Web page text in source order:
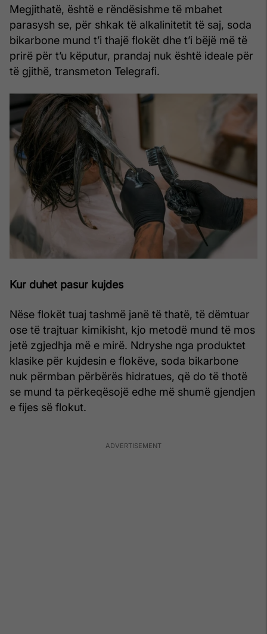
Megjithatë, është e rëndësishme të mbahet
parasysh se, për shkak të alkalinitetit të saj, soda
bikarbone mund t’i thajë flokët dhe t’i bëjë më të
prirë për t’u këputur, prandaj nuk është ideale për
të gjithë, transmeton Telegrafi.
Kur duhet pasur kujdes
Nëse flokët tuaj tashmë janë të thatë, të dëmtuar
ose të trajtuar kimikisht, kjo metodë mund të mos
jetë zgjedhja më e mirë. Ndryshe nga produktet
klasike për kujdesin e flokëve, soda bikarbone
nuk përmban përbërës hidratues, që do të thotë
se mund ta përkeqësojë edhe më shumë gjendjen
e fijes së flokut.